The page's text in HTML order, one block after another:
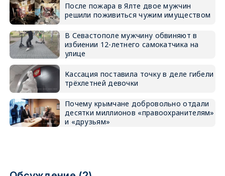
После пожара в Ялте двое мужчин
решили поживиться чужим имуществом
В Севастополе мужчину обвиняют в
избиении 12-летнего самокатчика на
улице
Кассация поставила точку в деле гибели
трёхлетней девочки
Почему крымчане добровольно отдали
десятки миллионов «правоохранителям»
и «друзьям»